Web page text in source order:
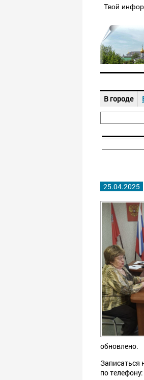
Твой
В городе
25.04.2025
обновлено.
Записаться
по